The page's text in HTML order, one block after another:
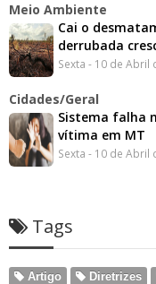
Meio Ambiente
Cai o
derrubada
Sexta - 10 de Abril
Cidades/Geral
Sistema falha
vítima em MT
Sexta - 10 de Abril
Tags
Artigo Diretrizes